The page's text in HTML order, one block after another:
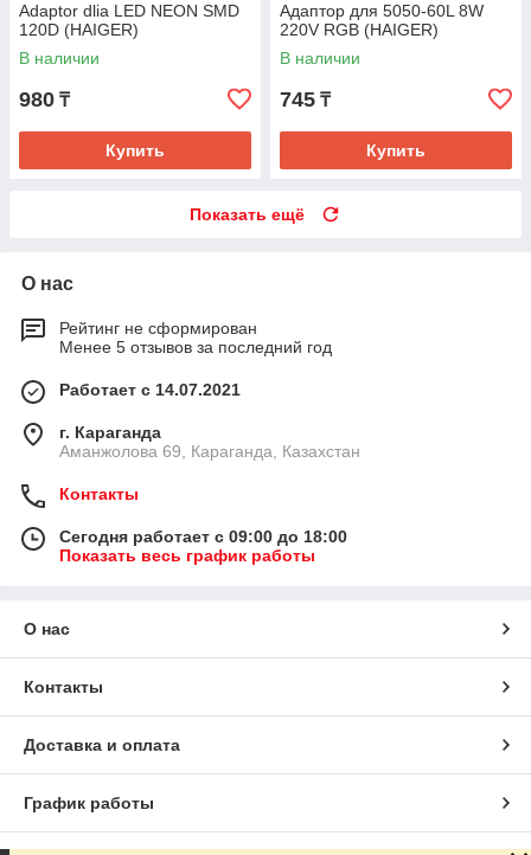
Adaptor dlia LED NEON SMD
120D (HAIGER)
В наличии
980 ₸
Купить
Адаптор для 5050-60L 8W
220V RGB (HAIGER)
В наличии
745 ₸
Купить
Показать ещё
О нас
Рейтинг не сформирован
Менее 5 отзывов за последний год
Работает с 14.07.2021
г. Караганда
Аманжолова 69, Караганда, Казахстан
Контакты
Сегодня работает с 09:00 до 18:00
Показать весь график работы
О нас
Контакты
Доставка и оплата
График работы